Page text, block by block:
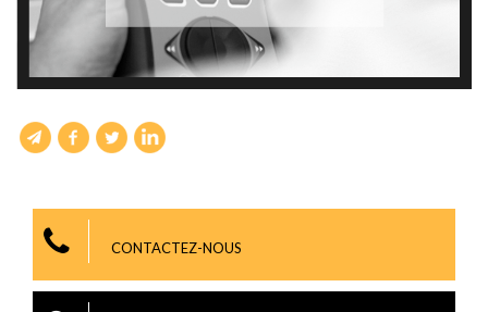
CONTACTEZ-NOUS